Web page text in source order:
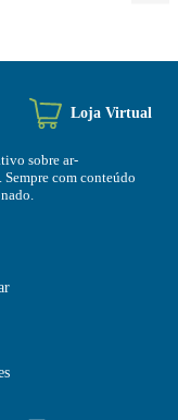
Loja Virtual
sobre ar-
com conteúdo